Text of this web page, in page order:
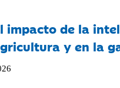
impacto de la
y en la